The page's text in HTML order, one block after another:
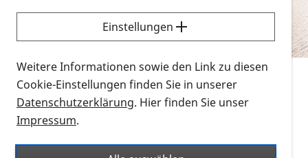
Sie möchten wissen, wie Sie nach Infonmaterial
suchen und dieses bestellen bzw. herunterladen
können? Schauen Sie sich dieErklärvideos zum
Thema Infomaterial auf der PRO RETINA-Website
für blinde und sehbehinderte Menschen an.
Auf dieser Seite finden Sie sämtliches Infomaterial
Ort. Nutzen Sie den Formatfilter, um ausschließlich
Einstellungen
Weitere Informationen sowie den Link zu diesen
Cookie-Einstellungen finden Sie in unserer
Datenschutzerklärung. Hier finden Sie unser
Impressum.